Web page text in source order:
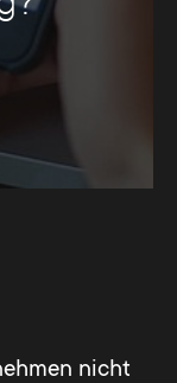
nicht